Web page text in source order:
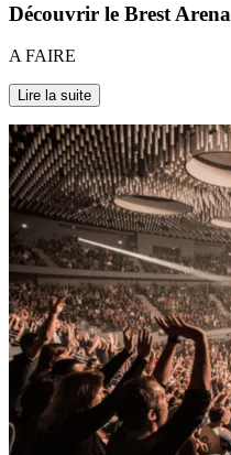
Découvrir le Brest Arena
A FAIRE
Lire la suite